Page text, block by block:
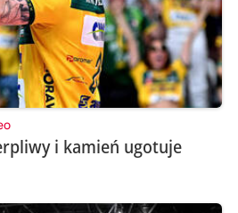
i kamień ugotuje